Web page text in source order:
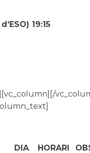
19:15
DIA HORARI